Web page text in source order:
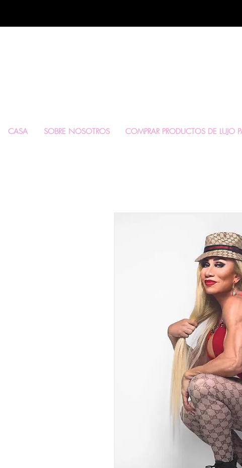
CASA SOBRE NOSOTROS COMPRAR PRODUCTOS DE LUJO